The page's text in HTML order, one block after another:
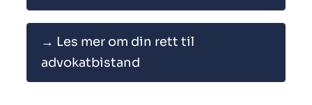
→ Les mer om din rett til
advokatbistand